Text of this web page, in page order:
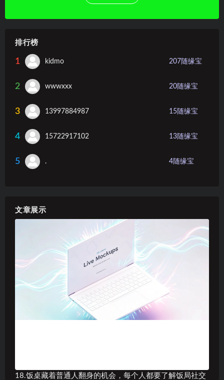
排行榜
1 kidmo 207 随缘宝
2 wwwxxx 20随缘宝
3 13997884987 15随缘宝
4 15722917102 13随缘宝
5 . 4随缘宝
文章展示
18.饭桌藏着普通人翻身的机会，每个人都要了解饭局社交